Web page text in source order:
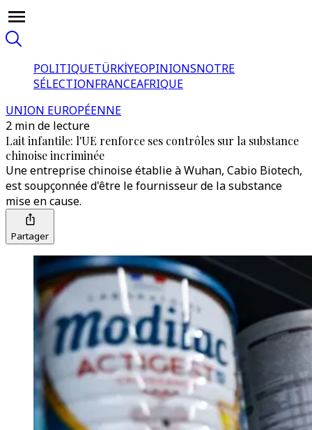
POLITIQUETÜRKİYEOPINIONSNOTRE
SÉLECTIONFRANCEAFRIQUE
UNION EUROPÉENNE
2 min de lecture
Lait infantile: l'UE renforce ses contrôles sur la substance
chinoise incriminée
Une entreprise chinoise établie à Wuhan, Cabio Biotech,
est soupçonnée d'être le fournisseur de la substance
mise en cause.
Partager